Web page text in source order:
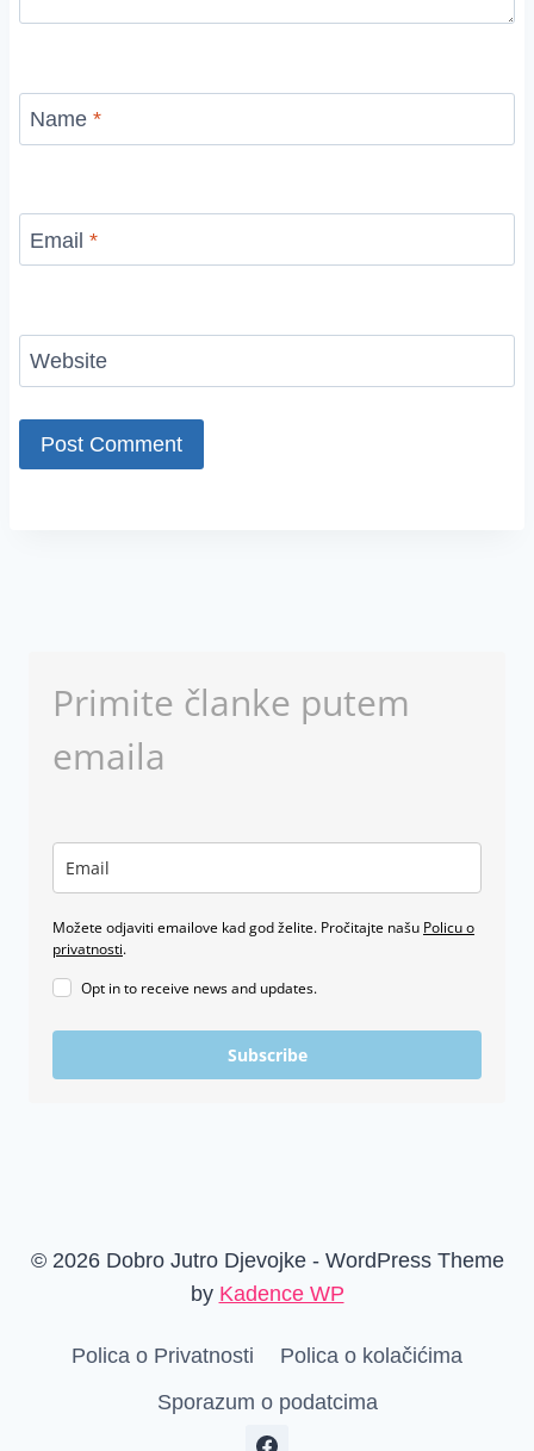
Name *
Email *
Website
Primite članke putem
emaila
Možete odjaviti emailove kad god želite. Pročitajte našu Policu o
privatnosti.
Opt in to receive news and updates.
Subscribe
© 2026 Dobro Jutro Djevojke - WordPress Theme
by Kadence WP
Polica o Privatnosti
Polica o kolačićima
Sporazum o podatcima